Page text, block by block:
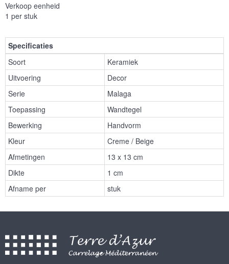
Verkoop eenheid
1 per stuk
Specificaties
Soort
Keramiek
Uitvoering
Decor
Serie
Malaga
Toepassing
Wandtegel
Bewerking
Handvorm
Kleur
Creme / Beige
Afmetingen
13 x 13 cm
Dikte
1 cm
Afname per
stuk